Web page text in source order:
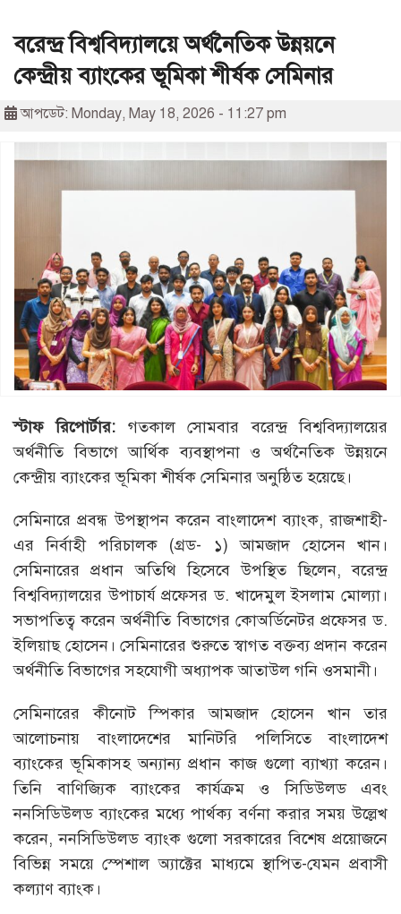
বরেন্দ্র বিশ্ববিদ্যালয়ে অর্থনৈতিক উন্নয়নে
কেন্দ্রীয় ব্যাংকের ভূমিকা শীর্ষক সেমিনার
আপডেট: Monday, May 18, 2026 - 11:27 pm
স্টাফ রিপোর্টার: গতকাল সোমবার বরেন্দ্র বিশ্ববিদ্যালয়ের
অর্থনীতি বিভাগে আর্থিক ব্যবস্থাপনা ও অর্থনৈতিক উন্নয়নে
কেন্দ্রীয় ব্যাংকের ভূমিকা শীর্ষক সেমিনার অনুষ্ঠিত হয়েছে।
সেমিনারে প্রবন্ধ উপস্থাপন করেন বাংলাদেশ ব্যাংক, রাজশাহী-
এর নির্বাহী পরিচালক (গ্রড- ১) আমজাদ হোসেন খান।
সেমিনারের প্রধান অতিথি হিসেবে উপস্থিত ছিলেন, বরেন্দ্র
বিশ্ববিদ্যালয়ের উপাচার্য প্রফেসর ড. খাদেমুল ইসলাম মোল্যা।
সভাপতিত্ব করেন অর্থনীতি বিভাগের কোঅর্ডিনেটর প্রফেসর ড.
ইলিয়াছ হোসেন। সেমিনারের শুরুতে স্বাগত বক্তব্য প্রদান করেন
অর্থনীতি বিভাগের সহযোগী অধ্যাপক আতাউল গনি ওসমানী।
সেমিনারের কীনোট স্পিকার আমজাদ হোসেন খান তার
আলোচনায় বাংলাদেশের মানিটরি পলিসিতে বাংলাদেশ
ব্যাংকের ভূমিকাসহ অন্যান্য প্রধান কাজ গুলো ব্যাখ্যা করেন।
তিনি বাণিজ্যিক ব্যাংকের কার্যক্রম ও সিডিউলড এবং
ননসিডিউলড ব্যাংকের মধ্যে পার্থক্য বর্ণনা করার সময় উল্লেখ
করেন, ননসিডিউলড ব্যাংক গুলো সরকারের বিশেষ প্রয়োজনে
বিভিন্ন সময়ে স্পেশাল অ্যাক্টের মাধ্যমে স্থাপিত-যেমন প্রবাসী
কল্যাণ ব্যাংক।